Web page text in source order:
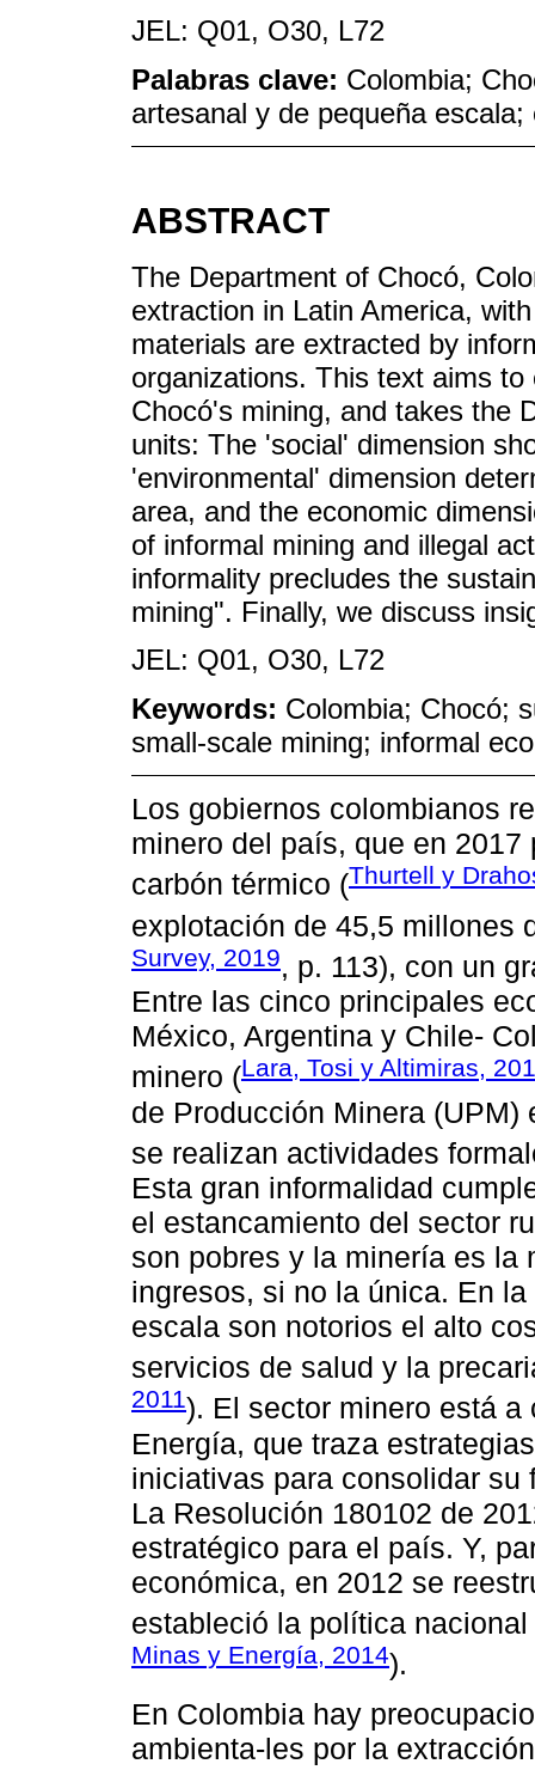
JEL: Q01, O30, L72
Palabras clave: Colombia;
artesanal y de pequeña
ABSTRACT
The Department of Chocó,
extraction in Latin America,
materials are extracted by
organizations. This text aims
Chocó's mining, and takes the
units: The 'social' dimension
'environmental' dimension
area, and the economic
of informal mining and illegal
informality precludes the
mining". Finally, we discuss
JEL: Q01, O30, L72
Keywords: Colombia; Chocó;
small-scale mining; informal
Los gobiernos colombianos
minero del país, que en
carbón térmico (Thurtell y
explotación de 45,5 millones
Survey, 2019, p. 113), con un
Entre las cinco principales
México, Argentina y Chile-
minero (Lara, Tosi y Altimiras,
de Producción Minera
se realizan actividades
Esta gran informalidad
el estancamiento del sector
son pobres y la minería es la
ingresos, si no la única. En
escala son notorios el alto
servicios de salud y la
2011). El sector minero está
Energía, que traza
iniciativas para consolidar
La Resolución 180102 de
estratégico para el país. Y,
económica, en 2012 se
estableció la política
Minas y Energía, 2014).
En Colombia hay
ambienta-les por la